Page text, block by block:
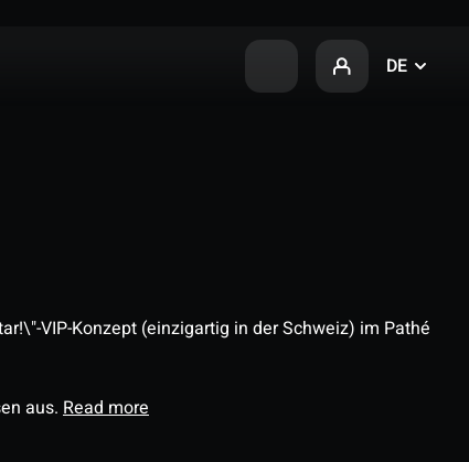
DE
VIP-Konzept (einzigartig in der Schweiz) im Pathé
aus. Read more